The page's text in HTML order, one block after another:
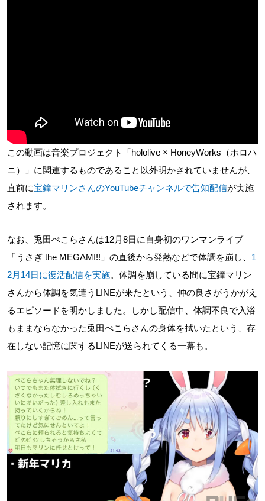
この動画は音楽プロジェクト「hololive × HoneyWorks（ホロハ
ニ）」に関連するものであること以外明かされていませんが、
直前に宝鐘マリンさんのYouTubeチャンネルで告知配信が実施
されます。
なお、兎田ぺこらさんは12月8日に自身初のワンマンライブ
「うさぎ the MEGAMI!!」の直後から発熱などで体調を崩し、 1
2月14日に復活配信を実施。体調を崩している間に宝鐘マリン
さんから体調を気遣うLINEが来たという、仲の良さがうかがえ
るエピソードを明かしました。しかし配信中、体調不良で入浴
もままならなかった兎田ぺこらさんの身体を拭いたという、存
在しない記憶に関するLINEが送られてくる一幕も。